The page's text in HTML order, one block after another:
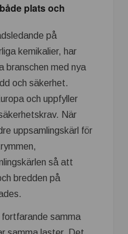
plats och
på
kemikalier, har
branschen med nya
och säkerhet.
och uppfyller
När
uppsamlingskärl för
så att
bredden på
samma